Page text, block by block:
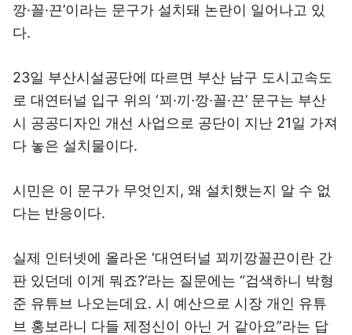
깡·꼴·끈’이라는 문구가 설치돼 논란이 일어나고 있
다.
23일 부산시설공단에 따르면 부산 남구 도시고속도
로 대연터널 입구 위의 ‘꾀·끼·깡·꼴·끈’ 문구는 부산
시 공공디자인 개선 사업으로 공단이 지난 21일 가져
다 놓은 설치물이다.
시민은 이 문구가 무엇인지, 왜 설치했는지 알 수 없
다는 반응이다.
실제 인터넷에 올라온 ‘대연터널 꾀끼깡꼴끈이란 간
판 있던데 이게 뭐죠?’라는 질문에는 “검색하니 박형
준 유튜브 나오는데요. 시 예산으로 시장 개인 유튜
브 홍보라니 다들 제정신이 아닌 거 같아요”라는 답